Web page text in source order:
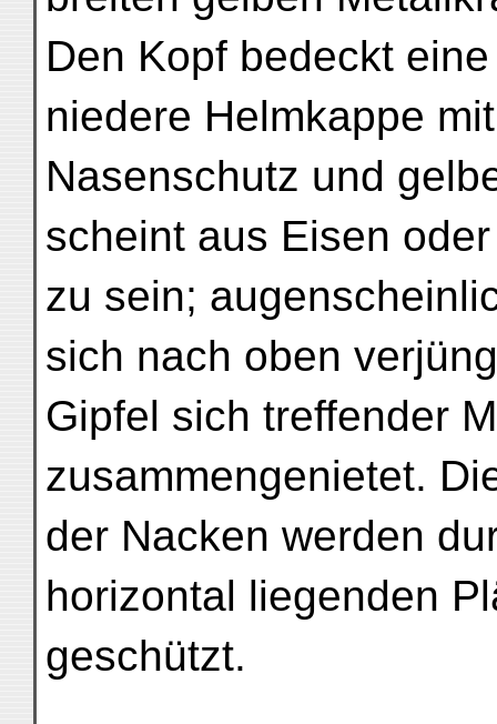
Den Kopf bedeckt
niedere Helmkappe
Nasenschutz und
scheint aus Eisen
zu sein;
sich nach oben
Gipfel sich treffender
zusammengenietet.
der Nacken werden
horizontal liegenden
geschützt.